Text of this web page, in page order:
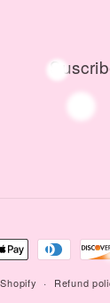
Refund